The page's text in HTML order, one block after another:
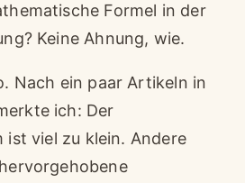
Formel in der
Keine Ahnung, wie.
Nach ein paar Artikeln in
ich: Der
ist viel zu klein. Andere